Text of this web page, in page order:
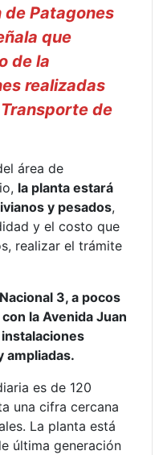
de Patagones
que
de la
realizadas
de
área de
la planta estará
y pesados,
y el costo que
realizar el trámite
3, a pocos
la Avenida Juan
ampliadas.
es de 120
una cifra cercana
La planta está
última generación